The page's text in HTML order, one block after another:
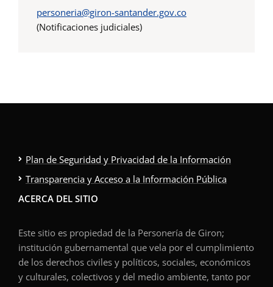
personeria@giron-santander.gov.co
(Notificaciones judiciales)
Plan de Seguridad y Privacidad de la Información
Transparencia y Acceso a la Información Pública
ACERCA DEL SITIO
Este sitio es propiedad de la Personería de Giron;
institución gubernamental que vela por el cumplimiento
de los derechos civiles y políticos, sociales, económicos
y culturales, colectivos y del medio ambiente, tanto por